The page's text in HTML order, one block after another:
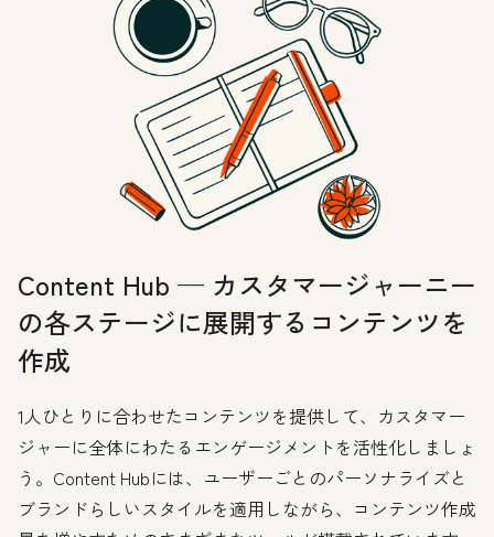
Content Hub — カスタマージャーニー
の各ステージに展開するコンテンツを
作成
1人ひとりに合わせたコンテンツを提供して、カスタマー
ジャーに全体にわたるエンゲージメントを活性化しましょ
う。Content Hubには、ユーザーごとのパーソナライズと
ブランドらしいスタイルを適用しながら、コンテンツ作成